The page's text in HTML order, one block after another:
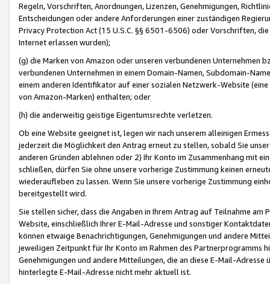
Regeln, Vorschriften, Anordnungen, Lizenzen, Genehmigungen,
Entscheidungen oder andere Anforderungen einer zuständigen
Privacy Protection Act (15 U.S.C. §§ 6501-6506) oder Vorschriften,
Internet erlassen wurden);
(g) die Marken von Amazon oder unseren verbundenen Unternehmen
verbundenen Unternehmen in einem Domain-Namen, Subdomain-
einem anderen Identifikator auf einer sozialen Netzwerk-Website
von Amazon-Marken) enthalten; oder
(h) die anderweitig geistige Eigentumsrechte verletzen.
Ob eine Website geeignet ist, legen wir nach unserem alleinigen
jederzeit die Möglichkeit den Antrag erneut zu stellen, sobald Sie
anderen Gründen ablehnen oder 2) Ihr Konto im Zusammenhang mit
schließen, dürfen Sie ohne unsere vorherige Zustimmung keinen
wiederaufleben zu lassen. Wenn Sie unsere vorherige Zustimmung
bereitgestellt wird.
Sie stellen sicher, dass die Angaben in Ihrem Antrag auf Teilnahme
Website, einschließlich Ihrer E-Mail-Adresse und sonstiger
können etwaige Benachrichtigungen, Genehmigungen und andere
jeweiligen Zeitpunkt für Ihr Konto im Rahmen des Partnerprogramms
Genehmigungen und andere Mitteilungen, die an diese E-Mail-
hinterlegte E-Mail-Adresse nicht mehr aktuell ist.